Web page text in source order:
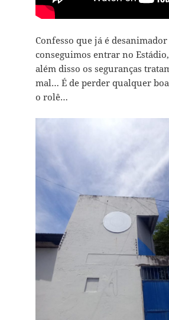
Confesso que já é
conseguimos entrar no
além disso os seguranças
mal… É de perder qualquer
o rolê…